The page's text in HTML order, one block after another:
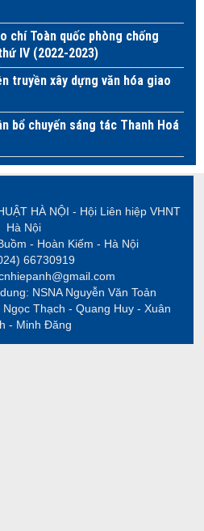
chí Toàn quốc phòng chống
IV (2022-2023)
truyền xây dựng văn hóa giao
bổ chuyến sáng tác Thanh Hoá
HÀ NỘI - Hội Liên hiệp VHNT
Hà Nội
- Hoàn Kiếm - Hà Nội
66730919
NSNA Nguyễn Văn Toản
Thạch - Quang Huy - Xuân
- Minh Đăng